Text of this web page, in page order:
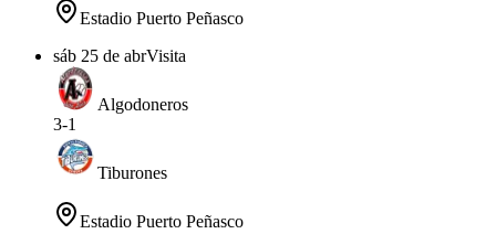
Estadio Puerto Peñasco
sáb 25 de abrVisita
Algodoneros
3-1
Tiburones
Estadio Puerto Peñasco